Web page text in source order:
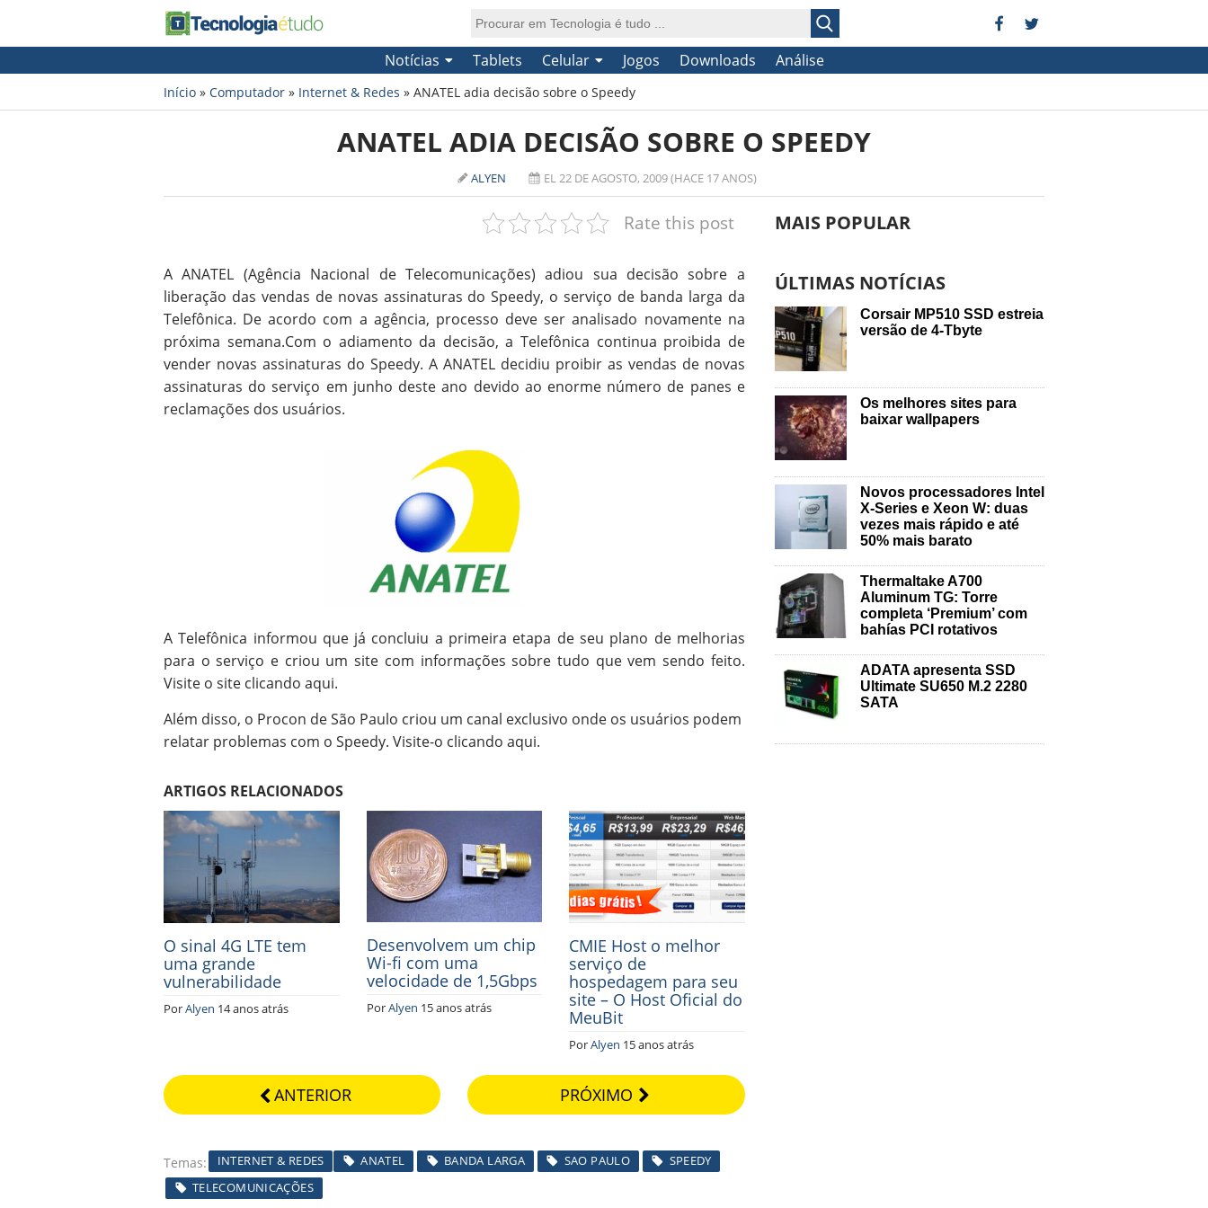
Notícias Tablets Celular Jogos Downloads Análise
Início » Computador » Internet & Redes » ANATEL adia decisão sobre o Speedy
ANATEL ADIA DECISÃO SOBRE O SPEEDY
ALYEN EL 22 DE AGOSTO, 2009 (HACE 17 ANOS)
Rate this post
A ANATEL (Agência Nacional de Telecomunicações) adiou sua decisão sobre a
liberação das vendas de novas assinaturas do Speedy, o serviço de banda larga da
Telefônica. De acordo com a agência, processo deve ser analisado novamente na
próxima semana.Com o adiamento da decisão, a Telefônica continua proibida de
vender novas assinaturas do Speedy. A ANATEL decidiu proibir as vendas de novas
assinaturas do serviço em junho deste ano devido ao enorme número de panes e
reclamações dos usuários.
A Telefônica informou que já concluiu a primeira etapa de seu plano de melhorias
para o serviço e criou um site com informações sobre tudo que vem sendo feito.
Visite o site clicando aqui.
Além disso, o Procon de São Paulo criou um canal exclusivo onde os usuários podem
relatar problemas com o Speedy. Visite-o clicando aqui.
ARTIGOS RELACIONADOS
O sinal 4G LTE tem
uma grande
vulnerabilidade
PorAlyen 14 anos atrás
Desenvolvem um chip
Wi-fi com uma
velocidade de 1,5Gbps
PorAlyen 15 anos atrás
CMIE Host o melhor
serviço de
hospedagem para seu
site – O Host Oficial do
MeuBit
PorAlyen 15 anos atrás
ANTERIOR PRÓXIMO
Temas INTERNET & REDES ANATEL BANDA LARGA SAO PAULO
SPEEDY
TELECOMUNICAÇÕES
MAIS POPULAR
ÚLTIMAS NOTÍCIAS
Corsair MP510 SSD estreia
versão de 4-Tbyte
Os melhores sites para
baixar wallpapers
Novos processadores Intel
X-Series e Xeon W: duas
vezes mais rápido e até
50% mais barato
Thermaltake A700
Aluminum TG: Torre
completa ‘Premium’ com
bahías PCI rotativos
ADATA apresenta SSD
Ultimate SU650 M.2 2280
SATA